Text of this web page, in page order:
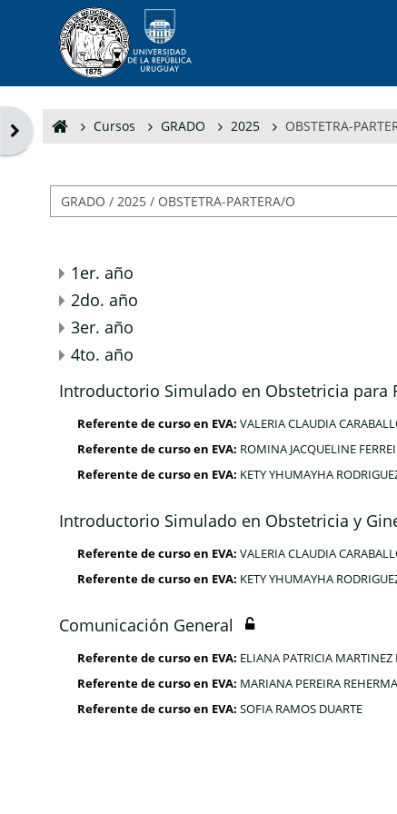
Salta al contenido principal
Abrir cajón de bloques
Cursos GRADO 2025 OBSTETRA-
Categorías
1er. año
2do. año
3er. año
4to. año
Introductorio Simulado en Obstetricia para
Referente de curso en EVA: VALERIA CLAUDIA
Referente de curso en EVA: ROMINA JACQUELINE
Referente de curso en EVA: KETY YHUMAYHA
Introductorio Simulado en Obstetricia y
Referente de curso en EVA: VALERIA CLAUDIA
Referente de curso en EVA: KETY YHUMAYHA
Comunicación General
Referente de curso en EVA: ELIANA PATRICIA MARTINEZ
Referente de curso en EVA: MARIANA PEREIRA
Referente de curso en EVA: SOFIA RAMOS DUARTE